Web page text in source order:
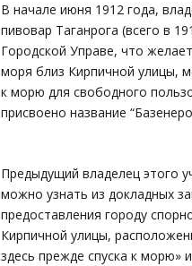
В начале июня 1912 года,
пивовар Таганрога (всего в
Городской Управе, что
моря близ Кирпичной улицы,
к морю для свободного
присвоено название
Предыдущий владелец этого
можно узнать из докладных
предоставления городу
Кирпичной улицы,
здесь прежде спуска к морю»